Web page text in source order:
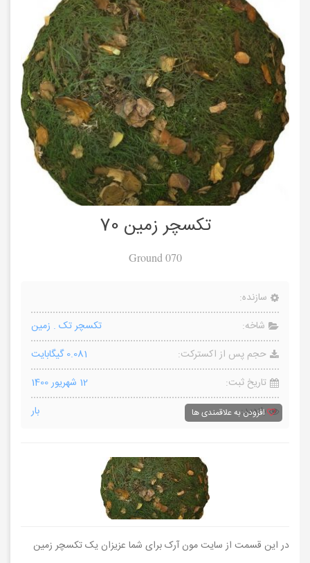
تکسچر زمین 70
Ground 070
سازنده:
شاخه:
تکسچر تک . زمین
حجم پس از اکسترکت:
0.081 گیگابایت
تاریخ ثبت:
12 شهریور 1400
بازدید:
بار افزودن به علاقمندی ها
در این قسمت از سایت مون آرک برای شما عزیزان یک تکسچر زمین